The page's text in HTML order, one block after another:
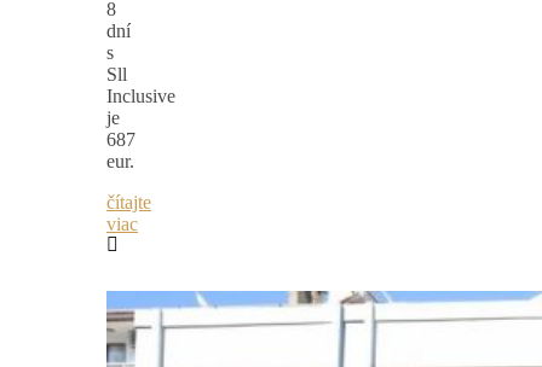
8
dní
s
Sll
Inclusive
je
687
eur.
čítajte
viac